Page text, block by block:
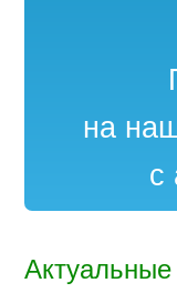
на
с
Актуальные